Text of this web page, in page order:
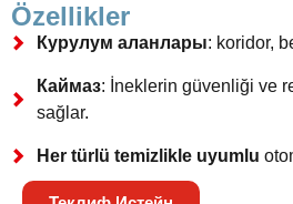
Özellikler
Курулум аланлары: koridor,
Каймаз: İneklerin güvenliği ve
sağlar.
Her türlü temizlikle uyumlu